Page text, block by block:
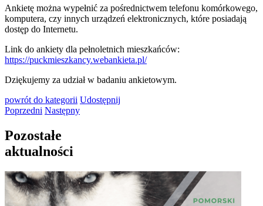
Ankietę można wypełnić za pośrednictwem telefonu komórkowego,
komputera, czy innych urządzeń elektronicznych, które posiadają
dostęp do Internetu.
Link do ankiety dla pełnoletnich mieszkańców:
https://puckmieszkancy.webankieta.pl/
Dziękujemy za udział w badaniu ankietowym.
powrót do kategorii Udostępnij
Poprzedni Następny
Pozostałe
aktualności